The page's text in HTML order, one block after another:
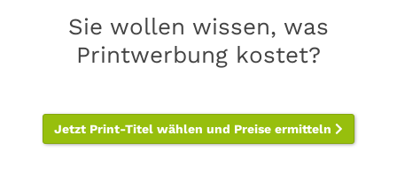
Sie wollen wissen, was
Printwerbung kostet?
Jetzt Print-Titel wählen und Preise ermitteln